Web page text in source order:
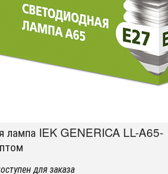
лампа IEK GENERICA LL-A65-
для заказа